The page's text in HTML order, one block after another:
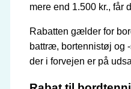
mere end 1.500 kr., får
Rabatten gælder for
battræ, bortennistøj og
der i forvejen er på